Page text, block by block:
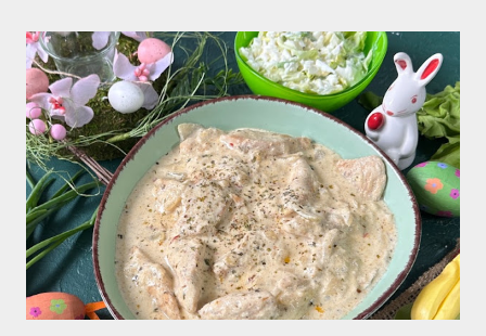
będę przygotowywać danie rozgrzewam olej i podsmażam mięso wraz
z pokrojoną drobno cebulą. Po kilku minutach podsmażania mięso
posypuję mąką, dokładnie mieszam i smażę nadal. Dzięki temu danie
Nam się zagęści. Po kilku minutach dokładam pozostałe składniki.
Paprykę oraz ogórek konserwowy kroję w paseczki pieczarki w
plastry. Całość podsmażam jeszcze kilka minut by warzywa zmiękły i
dok...